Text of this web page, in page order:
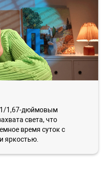
1/1,67-дюймовым
света, что
время суток с
яркостью.